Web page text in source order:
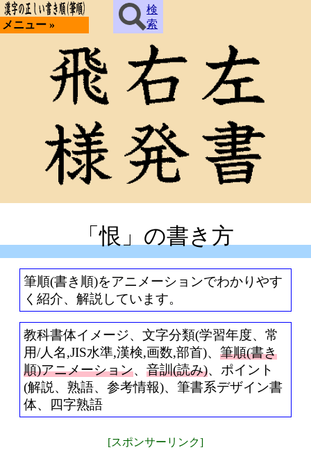
メニュー »
検
索
「恨」の書き方
筆順(書き順)をアニメーションでわかりやす
く紹介、解説しています。
教科書体イメージ、文字分類(学習年度、常
用/人名,JIS水準,漢検,画数,部首)、 筆順(書き
順)アニメーション、 音訓(読み)、ポイント
(解説、熟語、参考情報)、筆書系デザイン書
体、四字熟語
[スポンサーリンク]